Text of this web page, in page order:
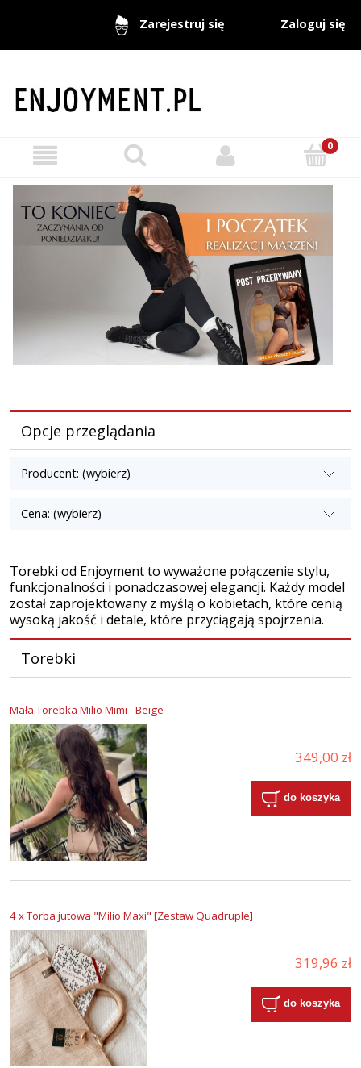
Zarejestruj się Zaloguj się
Opcje przeglądania
Producent: (wybierz)
Cena: (wybierz)
Torebki od Enjoyment to wyważone połączenie stylu,
funkcjonalności i ponadczasowej elegancji. Każdy model
został zaprojektowany z myślą o kobietach, które cenią
wysoką jakość i detale, które przyciągają spojrzenia.
Torebki
Mała Torebka Milio Mimi - Beige
349,00 zł
do koszyka
4 x Torba jutowa "Milio Maxi" [Zestaw Quadruple]
319,96 zł
do koszyka